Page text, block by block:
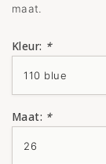
maat.
Kleur: *
Maat: *